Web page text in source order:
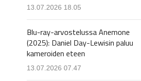
13.07.2026 18.05
Blu-ray-arvostelussa Anemone
(2025): Daniel Day-Lewisin paluu
kameroiden eteen
13.07.2026 07.47